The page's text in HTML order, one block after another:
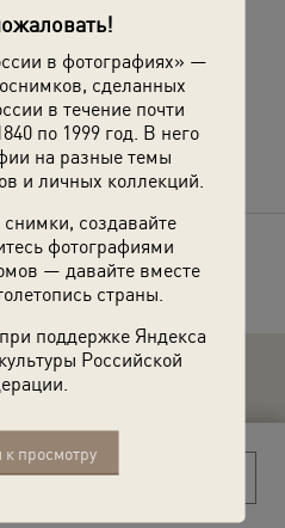
в фотографиях» —
сделанных
в течение почти
по 1999 год. В него
на разные темы
и личных коллекций.
создавайте
фотографиями
— давайте вместе
страны.
поддержке Яндекса
Российской
к просмотру
Н"»с этой фотографией.
об этом фото